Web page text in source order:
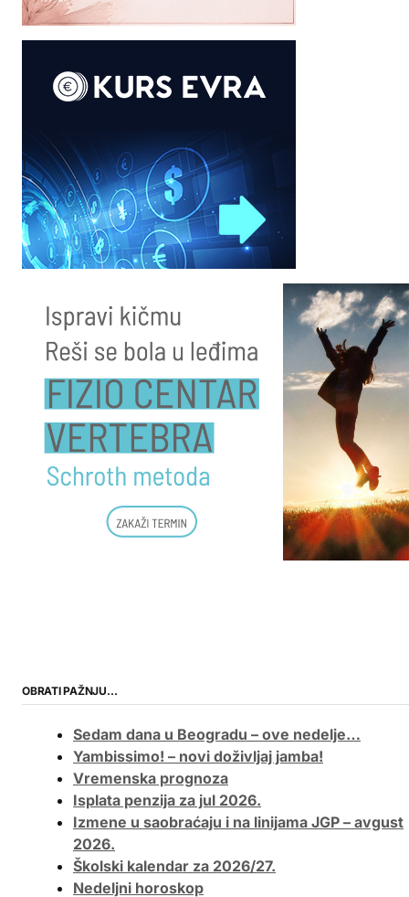
OBRATI PAŽNJU…
Sedam dana u Beogradu – ove nedelje…
Yambissimo! – novi doživljaj jamba!
Vremenska prognoza
Isplata penzija za jul 2026.
Izmene u saobraćaju i na linijama JGP – avgust
2026.
Školski kalendar za 2026/27.
Nedeljni horoskop